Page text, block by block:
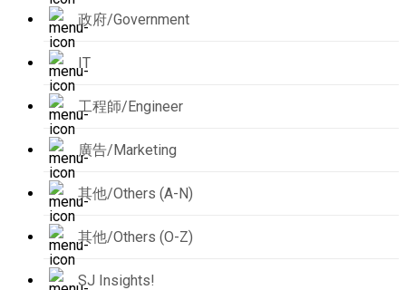
政府/Government
IT
工程師/Engineer
廣告/Marketing
其他/Others (A-N)
其他/Others (O-Z)
SJ Insights!